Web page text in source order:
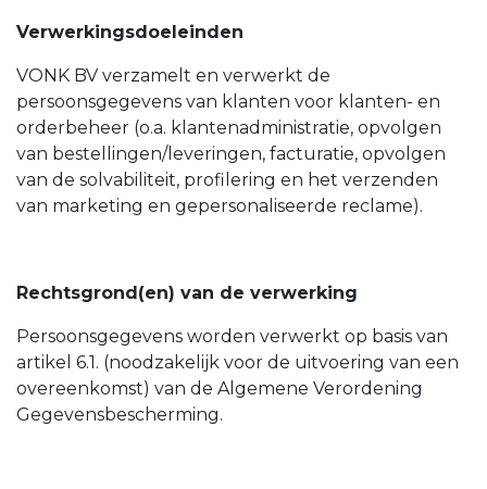
Verwerkingsdoeleinden
VONK BV verzamelt en verwerkt de
persoonsgegevens van klanten voor klanten- en
orderbeheer (o.a. klantenadministratie, opvolgen
van bestellingen/leveringen, facturatie, opvolgen
van de solvabiliteit, profilering en het verzenden
van marketing en gepersonaliseerde reclame).
Rechtsgrond(en) van de verwerking
Persoonsgegevens worden verwerkt op basis van
artikel 6.1. (noodzakelijk voor de uitvoering van een
overeenkomst) van de Algemene Verordening
Gegevensbescherming.